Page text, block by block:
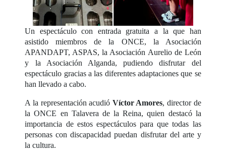
Un espectáculo con entrada gratuita a la que han
asistido miembros de la ONCE, la Asociación
APANDAPT, ASPAS, la Asociación Aurelio de León
y la Asociación Alganda, pudiendo disfrutar del
espectáculo gracias a las diferentes adaptaciones que se
han llevado a cabo.
A la representación acudió Víctor Amores, director de
la ONCE en Talavera de la Reina, quien destacó la
importancia de estos espectáculos para que todas las
personas con discapacidad puedan disfrutar del arte y
la cultura.